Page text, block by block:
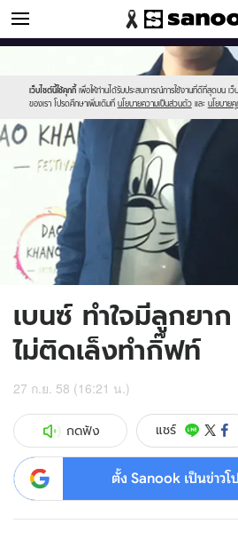
ข่าวบันเทิง
เว็บไซต์นี้ใช้คุกกี้ เพื่อให้ท่านได้รับประสบการณ์การใช้งานที่ดีที่สุดบน เว็
ของเรา โปรดศึกษาเพิ่มเติมที่ นโยบายความเป็นส่วนตัว และ นโยบายคุ
//s.isanook.com/sr/0/images/logo-
sanook.png
//s.isanook.com/ns/0/ud/374/1872698/
เบนซ์ ทำใจมีลูกยา
ไม่ติดเล็งทำกิ๊ฟท์
27 ก.ย. 58 (16:21 น.)
กดฟัง แชร์
ตั้ง Sanook เป็นข่าว